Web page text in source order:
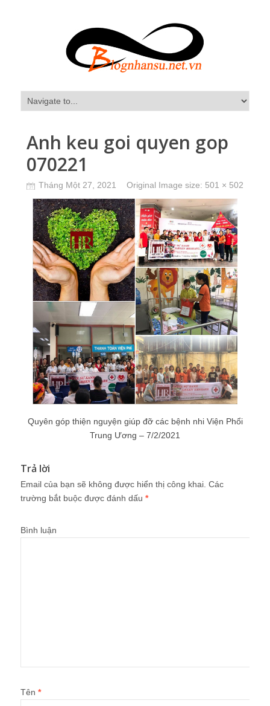
Anh keu goi quyen gop
070221
Tháng Một 27, 2021 Original Image size: 501 × 502
Quyên góp thiện nguyện giúp đỡ các bệnh nhi Viện Phổi
Trung Ương – 7/2/2021
Trả lời
Email của bạn sẽ không được hiển thị công khai. Các
trường bắt buộc được đánh dấu *
Bình luận
Tên *